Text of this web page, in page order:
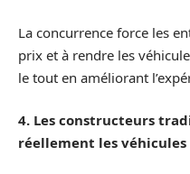
La concurrence force les
prix et à rendre les
le tout en améliorant
4. Les constructeurs
réellement les